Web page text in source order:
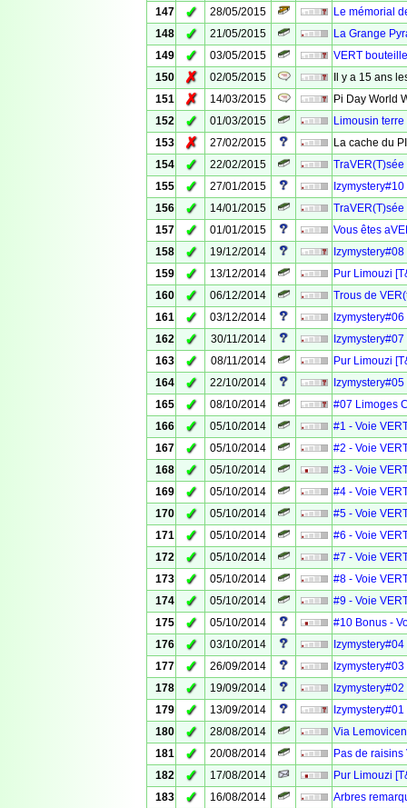
147
✓ 28/05/2015
Le mémorial
148
✓ 21/05/2015
La Grange
149
✓ 03/05/2015
VERT
150
✗ 02/05/2015
Il y a 15 ans
151
✗ 14/03/2015
Pi Day World
152
✓ 01/03/2015
Limousin
153
✗ 27/02/2015
La cache du
154
✓ 22/02/2015
155
✓ 27/01/2015
156
✓ 14/01/2015
157
✓ 01/01/2015
Vous êtes
158
✓ 19/12/2014
159
✓ 13/12/2014
Pur Limouzi
160
✓ 06/12/2014
Trous de
161
✓ 03/12/2014
162
✓ 30/11/2014
163
✓ 08/11/2014
Pur Limouzi
164
✓ 22/10/2014
165
✓ 08/10/2014
#07 Limoges
166
✓ 05/10/2014
#1 - Voie
167
✓ 05/10/2014
#2 - Voie
168
✓ 05/10/2014
#3 - Voie
169
✓ 05/10/2014
#4 - Voie
170
✓ 05/10/2014
#5 - Voie
171
✓ 05/10/2014
#6 - Voie
172
✓ 05/10/2014
#7 - Voie
173
✓ 05/10/2014
#8 - Voie
174
✓ 05/10/2014
#9 - Voie
175
✓ 05/10/2014
#10 Bonus -
176
✓ 03/10/2014
177
✓ 26/09/2014
178
✓ 19/09/2014
179
✓ 13/09/2014
180
✓ 28/08/2014
Via
181
✓ 20/08/2014
Pas de raisins
182
✓ 17/08/2014
Pur Limouzi
183
✓ 16/08/2014
Arbres